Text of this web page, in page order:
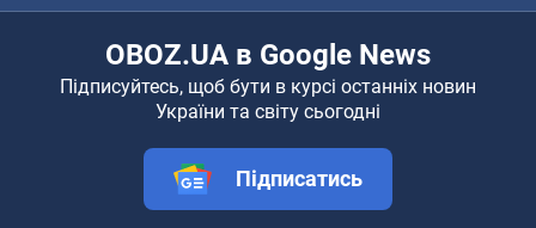
OBOZ.UA в Google News
Підписуйтесь, щоб бути в курсі останніх новин
України та світу сьогодні
Підписатись